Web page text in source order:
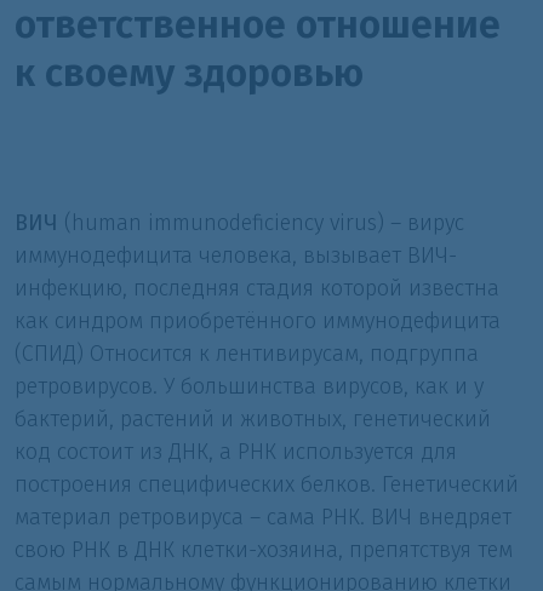
ответственное отношение
к своему здоровью
ВИЧ (human immunodeficiency virus) – вирус
иммунодефицита человека, вызывает ВИЧ-
инфекцию, последняя стадия которой известна
как синдром приобретённого иммунодефицита
(СПИД) Относится к лентивирусам, подгруппа
ретровирусов. У большинства вирусов, как и у
бактерий, растений и животных, генетический
код состоит из ДНК, а РНК используется для
построения специфических белков. Генетический
материал ретровируса – сама РНК. ВИЧ внедряет
свою РНК в ДНК клетки-хозяина, препятствуя тем
самым нормальному функционированию клетки